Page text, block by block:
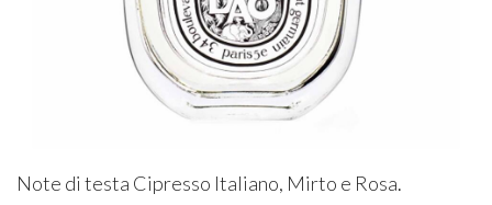
Note di testa Cipresso Italiano, Mirto e Rosa.